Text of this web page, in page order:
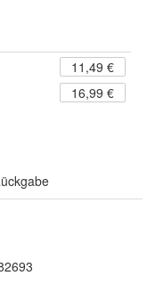
11,49 €
16,99 €